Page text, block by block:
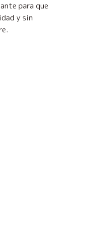
para que
y sin